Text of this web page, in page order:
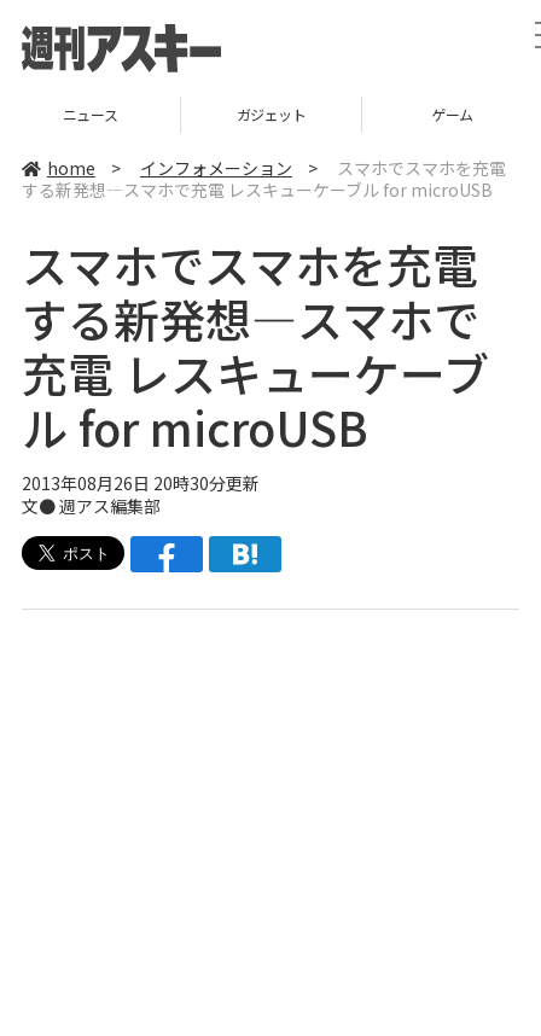
ニュース ガジェット ゲーム
home > インフォメーション >
スマホでスマホを充電
する新発想―スマホで充電 レスキューケーブル for microUSB
スマホでスマホを充電
する新発想―スマホで
充電 レスキューケーブ
ル for microUSB
2013年08月26日 20時30分更新
文●週アス編集部